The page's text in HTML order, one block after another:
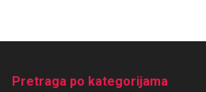
Pretraga po kategorijama